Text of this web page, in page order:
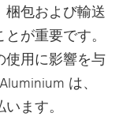
包および輸送
が重要です。
使用に影響を与
は、
ます。